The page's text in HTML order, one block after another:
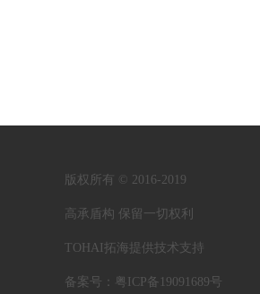
版权所有 © 2016-2019
高承盾构 保留一切权利
TOHAI拓海提供技术支持
备案号： 粤ICP备19091689号